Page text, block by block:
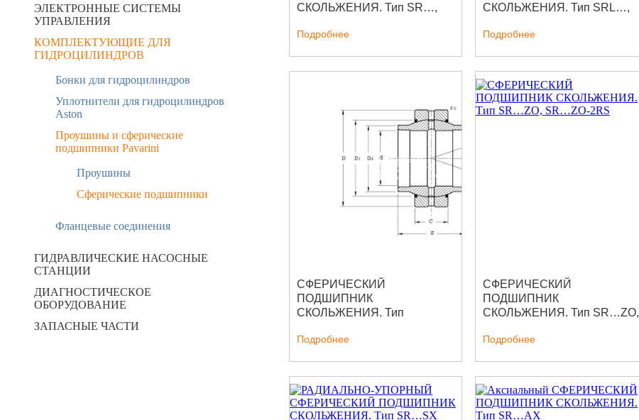
ЭЛЕКТРОННЫЕ СИСТЕМЫ
УПРАВЛЕНИЯ
КОМПЛЕКТУЮЩИЕ ДЛЯ
ГИДРОЦИЛИНДРОВ
Бонки для гидроцилиндров
Уплотнители для гидроцилиндров
Aston
Проушины и сферические
подшипники Pavarini
Проушины
Сферические подшипники
Фланцевые соединения
ГИДРАВЛИЧЕСКИЕ НАСОСНЫЕ
СТАНЦИИ
ДИАГНОСТИЧЕСКОЕ
ОБОРУДОВАНИЕ
ЗАПАСНЫЕ ЧАСТИ
СКОЛЬЖЕНИЯ. Тип SR…,
Подробнее
СКОЛЬЖЕНИЯ. Тип SRL…,
Подробнее
СФЕРИЧЕСКИЙ
ПОДШИПНИК
СКОЛЬЖЕНИЯ. Тип
Подробнее
СФЕРИЧЕСКИЙ
ПОДШИПНИК
СКОЛЬЖЕНИЯ. Тип SR…ZO,
Подробнее